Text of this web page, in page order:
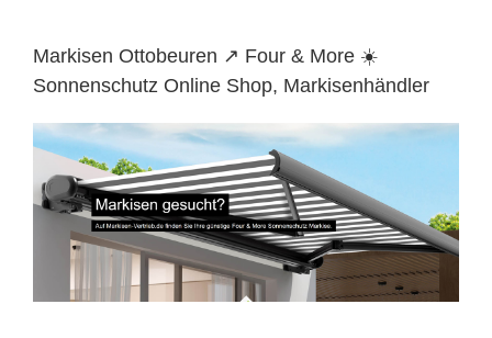
Markisen Ottobeuren ↗️ Four & More ☀️
Sonnenschutz Online Shop, Markisenhändler